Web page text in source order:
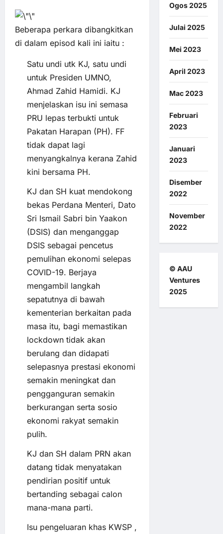
Beberapa perkara dibangkitkan
di dalam episod kali ini iaitu :
Satu undi utk KJ, satu undi
untuk Presiden UMNO,
Ahmad Zahid Hamidi. KJ
menjelaskan isu ini semasa
PRU lepas terbukti untuk
Pakatan Harapan (PH). FF
tidak dapat lagi
menyangkalnya kerana Zahid
kini bersama PH.
KJ dan SH kuat mendokong
bekas Perdana Menteri, Dato
Sri Ismail Sabri bin Yaakon
(DSIS) dan menganggap
DSIS sebagai pencetus
pemulihan ekonomi selepas
COVID-19. Berjaya
mengambil langkah
sepatutnya di bawah
kementerian berkaitan pada
masa itu, bagi memastikan
lockdown tidak akan
berulang dan didapati
selepasnya prestasi ekonomi
semakin meningkat dan
pengganguran semakin
berkurangan serta sosio
ekonomi rakyat semakin
pulih.
KJ dan SH dalam PRN akan
datang tidak menyatakan
pendirian positif untuk
bertanding sebagai calon
mana-mana parti.
Isu pengeluaran khas KWSP ,
Ogos 2025
Julai 2025
Mei 2023
April 2023
Mac 2023
Februari
2023
Januari
2023
Disember
2022
November
2022
© AAU
Ventures
2025